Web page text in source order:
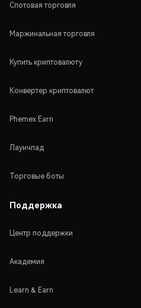
Спотовая торговля
Маржинальная торговля
Купить криптовалюту
Конвертер криптовалют
Phemex Earn
Лаунчпад
Торговые боты
Поддержка
Центр поддержки
Академия
Learn & Earn